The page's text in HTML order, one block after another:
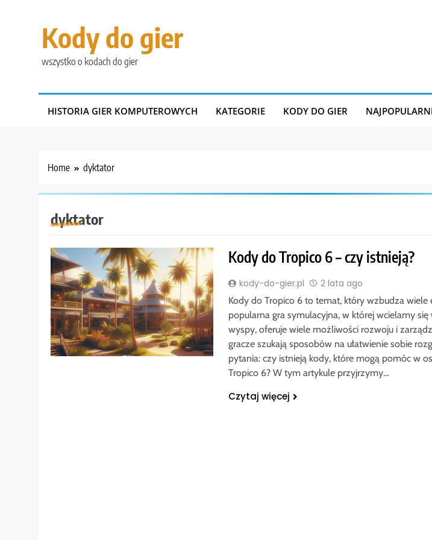
Kody do gier
wszystko o kodach do gier
HISTORIA GIER KOMPUTEROWYCH KATEGORIE KODY DO GIER
Home dyktator
dyktator
Kody do Tropico 6 – czy istnieją?
kody-do-gier.pl 2 lata ago
Kody do Tropico 6 to temat, który wzbudza wiele
popularna gra symulacyjna, w której wcielamy się
wyspy, oferuje wiele możliwości rozwoju i
gracze szukają sposobów na ułatwienie sobie
pytania: czy istnieją kody, które mogą pomóc w
Tropico 6? W tym artykule przyjrzymy…
Czytaj więcej